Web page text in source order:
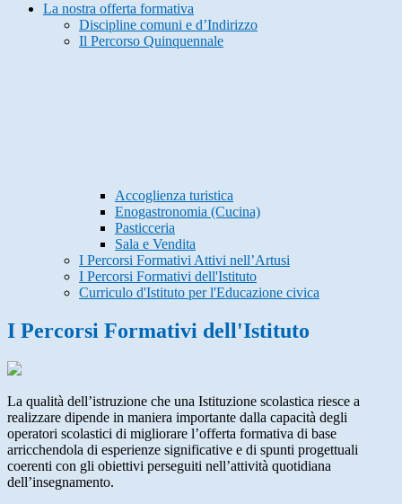
La nostra offerta formativa
Discipline comuni e d’Indirizzo
Il Percorso Quinquennale
Accoglienza turistica
Enogastronomia (Cucina)
Pasticceria
Sala e Vendita
I Percorsi Formativi Attivi nell’Artusi
I Percorsi Formativi dell'Istituto
Curriculo d'Istituto per l'Educazione civica
I Percorsi Formativi dell'Istituto
La qualità dell’istruzione che una Istituzione scolastica riesce a
realizzare dipende in maniera importante dalla capacità degli
operatori scolastici di migliorare l’offerta formativa di base
arricchendola di esperienze significative e di spunti progettuali
coerenti con gli obiettivi perseguiti nell’attività quotidiana
dell’insegnamento.